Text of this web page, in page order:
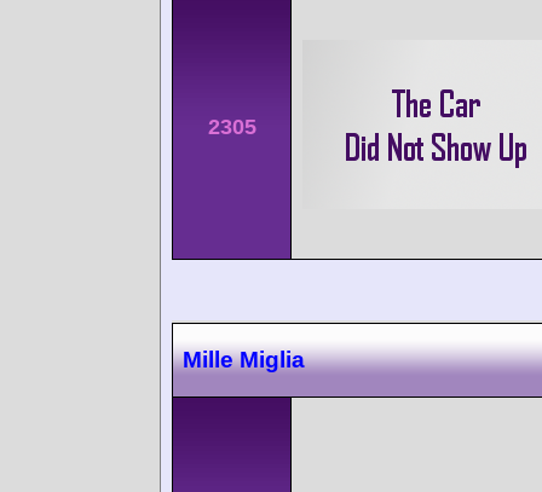
2305
Mille Miglia